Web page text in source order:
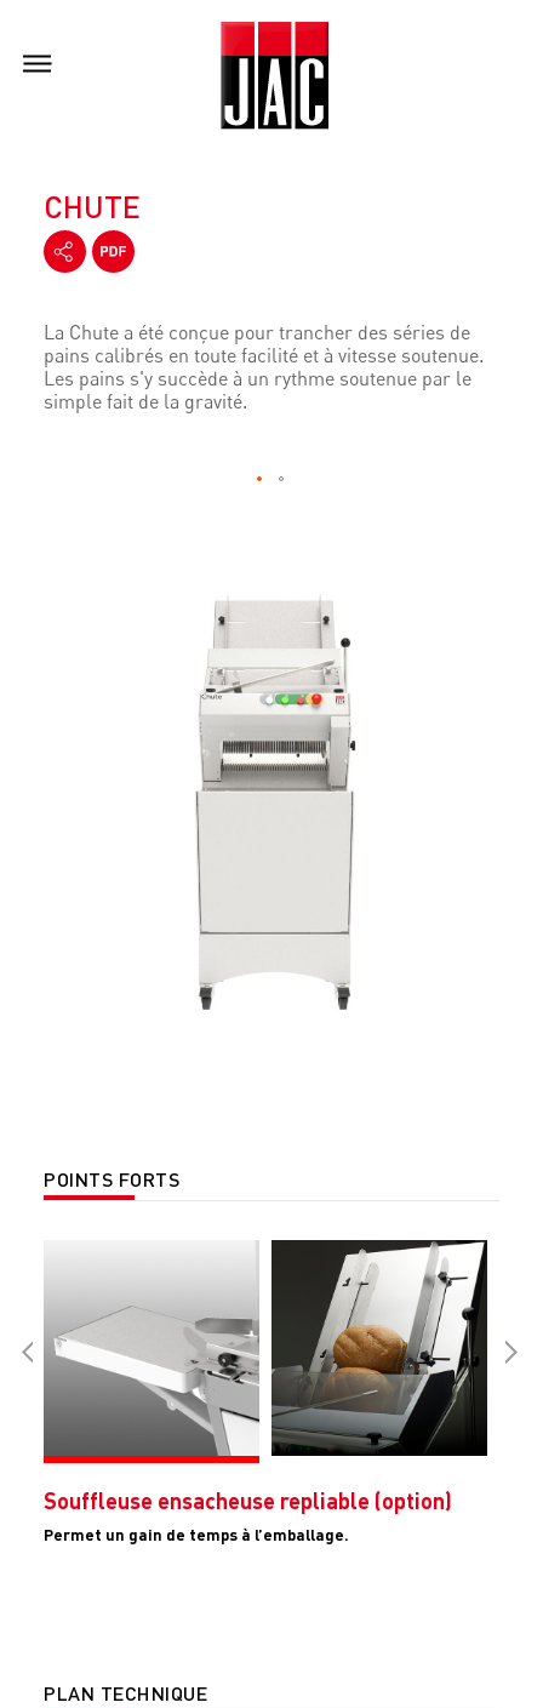
CHUTE
La Chute a été conçue pour trancher des séries de
pains calibrés en toute facilité et à vitesse soutenue.
Les pains s'y succède à un rythme soutenue par le
simple fait de la gravité.
POINTS FORTS
Souffleuse ensacheuse repliable (option)
Permet un gain de temps à l’emballage.
PLAN TECHNIQUE